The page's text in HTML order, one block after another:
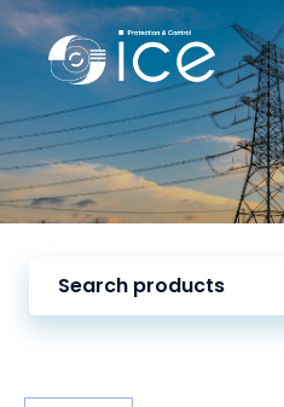
Search products